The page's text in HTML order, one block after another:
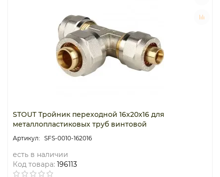
STOUT Тройник переходной 16x20x16 для
металлопластиковых труб винтовой
SFS-0010-162016
есть в наличии
Код товара: 196113